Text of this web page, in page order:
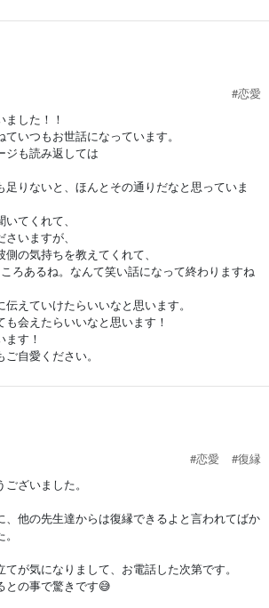
#恋愛
した！！
いつもお世話になっています。
ジも読み返しては
りないと、ほんとその通りだなと思っていま
てくれて、
いますが、
の気持ちを教えてくれて、
ろあるね。なんて笑い話になって終わりますね
えていけたらいいなと思います。
会えたらいいなと思います！
す！
自愛ください。
#恋愛
#復縁
ざいました。
、他の先生達からは復縁できるよと言われてばか
が気になりまして、お電話した次第です。
との事で驚きです😅